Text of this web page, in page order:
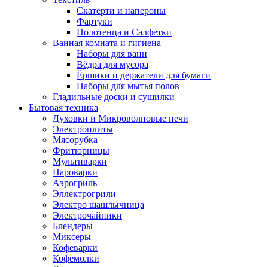
Скатерти и напероны
Фартуки
Полотенца и Салфетки
Ванная комната и гигиена
Наборы для ванн
Вёдра для мусора
Ёршики и держатели для бумаги
Наборы для мытья полов
Гладильные доски и сушилки
Бытовая техника
Духовки и Микроволновые печи
Электроплиты
Мясорубка
Фритюрницы
Мультиварки
Пароварки
Аэрогриль
Эллектрогрили
Электро шашлычница
Электрочайники
Блендеры
Миксеры
Кофеварки
Кофемолки